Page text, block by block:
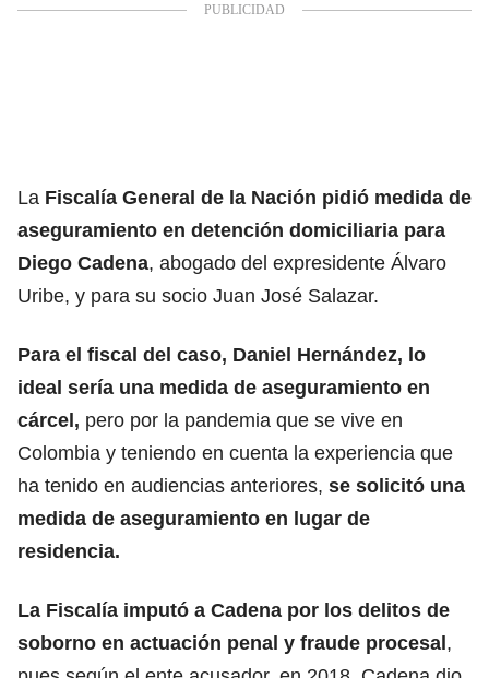
La Fiscalía General de la Nación pidió medida de
aseguramiento en detención domiciliaria para
Diego Cadena, abogado del expresidente Álvaro
Uribe, y para su socio Juan José Salazar.
Para el fiscal del caso, Daniel Hernández, lo
ideal sería una medida de aseguramiento en
cárcel, pero por la pandemia que se vive en
Colombia y teniendo en cuenta la experiencia que
ha tenido en audiencias anteriores, se solicitó una
medida de aseguramiento en lugar de
residencia.
La Fiscalía imputó a Cadena por los delitos de
soborno en actuación penal y fraude procesal,